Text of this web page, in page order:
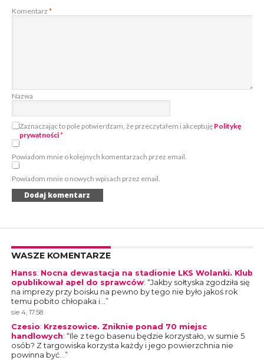
Komentarz *
Nazwa
Zaznaczając to pole potwierdzam, że przeczytałem i akceptuję Politykę
prywatności*
Powiadom mnie o kolejnych komentarzach przez email.
Powiadom mnie o nowych wpisach przez email.
WASZE KOMENTARZE
Hanss: Nocna dewastacja na stadionie LKS Wolanki. Klub
opublikował apel do sprawców: “Jakby sołtyska zgodziła się
na imprezy przy boisku na pewno by tego nie było jakoś rok
temu pobito chłopaka i… ”
sie 4, 17:58
Czesio: Krzeszowice. Zniknie ponad 70 miejsc
handlowych: “Ile z tego basenu będzie korzystało, w sumie 5
osób? Z targowiska korzysta każdy i jego powierzchnia nie
powinna być… ”